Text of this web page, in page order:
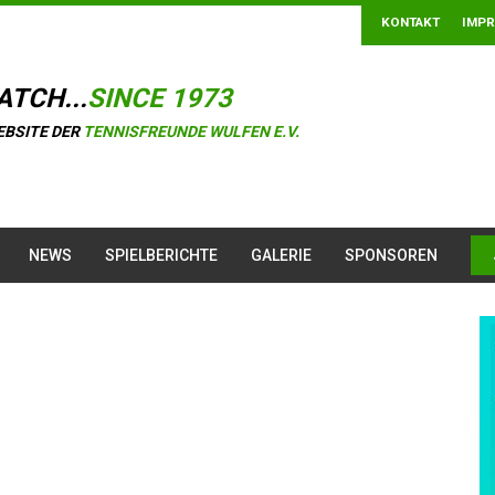
KONTAKT
SINCE 1973
DER TENNISFREUNDE WULFEN E.V.
NEWS SPIELBERICHTE GALERIE SPONSOREN